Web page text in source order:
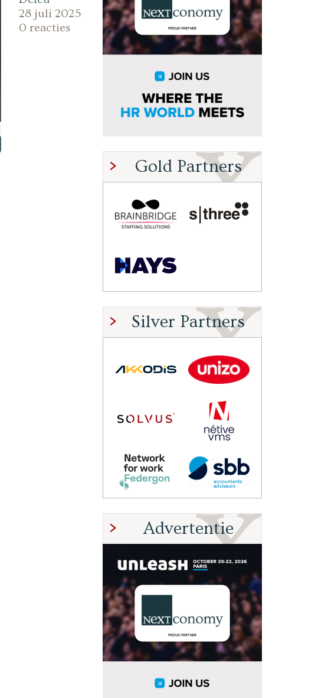
28 juli 2025
0 reacties
Gold Partners
Silver Partners
Advertentie